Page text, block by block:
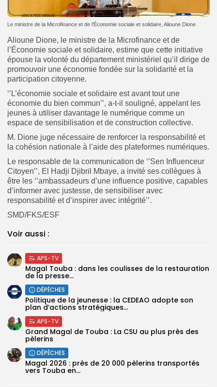
Le ministre de la Microfinance et de l’Économie sociale et solidaire, Alioune Dione
Alioune Dione, le ministre de la Microfinance et de
l’Économie sociale et solidaire, estime que cette initiative
épouse la volonté du département ministériel qu’il dirige de
promouvoir une économie fondée sur la solidarité et la
participation citoyenne.
‘’L’économie sociale et solidaire est avant tout une
économie du bien commun’’, a-t-il souligné, appelant les
jeunes à utiliser davantage le numérique comme un
espace de sensibilisation et de construction collective.
M. Dione juge nécessaire de renforcer la responsabilité et
la cohésion nationale à l’aide des plateformes numériques.
Le responsable de la communication de ‘’Sen Influenceur
Citoyen’’, El Hadji Djibril Mbaye, a invité ses collègues à
être les ‘’ambassadeurs d’une influence positive, capables
d’informer avec justesse, de sensibiliser avec
responsabilité et d’inspirer avec intégrité’’.
SMD/FKS/ESF
Voir aussi :
APS-TV
Magal Touba : dans les coulisses de la restauration
de la presse...
DÉPÊCHES
Politique de la jeunesse : la CEDEAO adopte son
plan d’actions stratégiques...
APS-TV
Grand Magal de Touba : La CSU au plus près des
pèlerins
DÉPÊCHES
Magal 2026 : près de 20 000 pèlerins transportés
vers Touba en...